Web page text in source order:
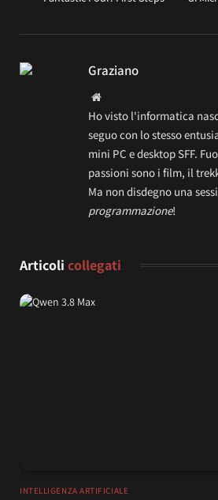
Graziano
Website
Ho visto l'informatica
seguo con lo stesso
mini PC e desktop SFF.
passioni sono i film, il
Ma non disdegno una
programmazione!
Articoli collegati
INTELLIGENZA ARTIFICIALE